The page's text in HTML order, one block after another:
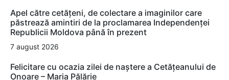
Apel către cetățeni, de colectare a imaginilor care
păstrează amintiri de la proclamarea Independenței
Republicii Moldova până în prezent
7 august 2026
Felicitare cu ocazia zilei de naștere a Cetățeanului de
Onoare – Maria Pălărie